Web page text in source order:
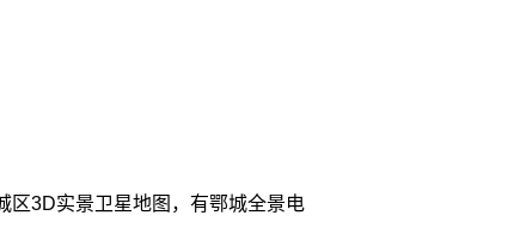
区3D实景卫星地图，有鄂城全景电